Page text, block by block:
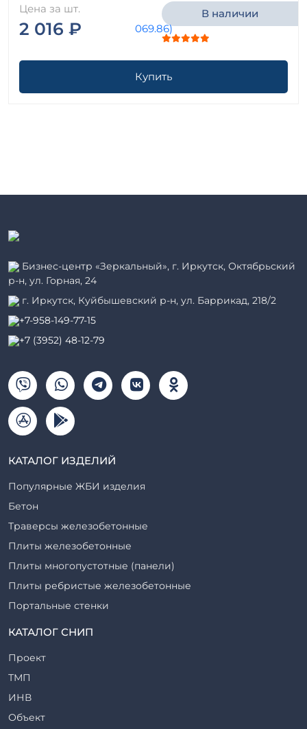
Цена за шт.
2 016 ₽
В наличии
Купить
Бизнес-центр «Зеркальный», г. Иркутск, Октябрьский
р-н, ул. Горная, 24
г. Иркутск, Куйбышевский р-н, ул. Баррикад, 218/2
+7-958-149-77-15
+7 (3952) 48-12-79
КАТАЛОГ ИЗДЕЛИЙ
Популярные ЖБИ изделия
Бетон
Траверсы железобетонные
Плиты железобетонные
Плиты многопустотные (панели)
Плиты ребристые железобетонные
Портальные стенки
Прогоны железобетонные
Ригели железобетонные
Сваи железобетонные
Стеновые блоки
Стойки железобетонные
КАТАЛОГ СНИП
Проект
ТМП
ИНВ
Объект